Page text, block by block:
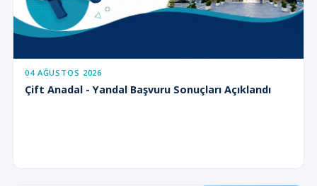
04 AĞUSTOS 2026
Çift Anadal - Yandal Başvuru Sonuçları Açıklandı